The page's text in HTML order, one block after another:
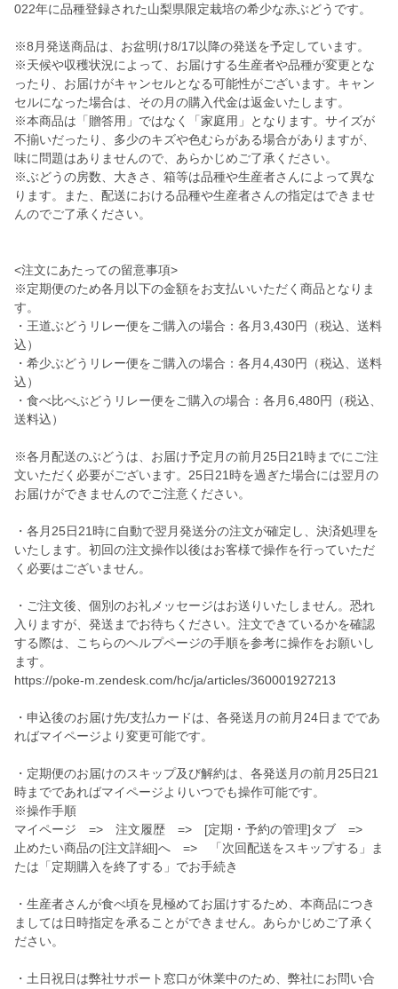
022年に品種登録された山梨県限定栽培の希少な赤ぶどうです。
※8月発送商品は、お盆明け8/17以降の発送を予定しています。
※天候や収穫状況によって、お届けする生産者や品種が変更とな
ったり、お届けがキャンセルとなる可能性がございます。キャン
セルになった場合は、その月の購入代金は返金いたします。
※本商品は「贈答用」ではなく「家庭用」となります。サイズが
不揃いだったり、多少のキズや色むらがある場合がありますが、
味に問題はありませんので、あらかじめご了承ください。
※ぶどうの房数、大きさ、箱等は品種や生産者さんによって異な
ります。また、配送における品種や生産者さんの指定はできませ
んのでご了承ください。
<注文にあたっての留意事項>
※定期便のため各月以下の金額をお支払いいただく商品となりま
す。
・王道ぶどうリレー便をご購入の場合：各月3,430円（税込、送料
込）
・希少ぶどうリレー便をご購入の場合：各月4,430円（税込、送料
込）
・食べ比べぶどうリレー便をご購入の場合：各月6,480円（税込、
送料込）
※各月配送のぶどうは、お届け予定月の前月25日21時までにご注
文いただく必要がございます。25日21時を過ぎた場合には翌月の
お届けができませんのでご注意ください。
・各月25日21時に自動で翌月発送分の注文が確定し、決済処理を
いたします。初回の注文操作以後はお客様で操作を行っていただ
く必要はございません。
・ご注文後、個別のお礼メッセージはお送りいたしません。恐れ
入りますが、発送までお待ちください。注文できているかを確認
する際は、こちらのヘルプページの手順を参考に操作をお願いし
ます。
https://poke-m.zendesk.com/hc/ja/articles/360001927213
・申込後のお届け先/支払カードは、各発送月の前月24日までであ
ればマイページより変更可能です。
・定期便のお届けのスキップ及び解約は、各発送月の前月25日21
時までであればマイページよりいつでも操作可能です。
※操作手順
マイページ => 注文履歴 => [定期・予約の管理]タブ =>
止めたい商品の[注文詳細]へ => 「次回配送をスキップする」ま
たは「定期購入を終了する」でお手続き
・生産者さんが食べ頃を見極めてお届けするため、本商品につき
ましては日時指定を承ることができません。あらかじめご了承く
ださい。
・土日祝日は弊社サポート窓口が休業中のため、弊社にお問い合